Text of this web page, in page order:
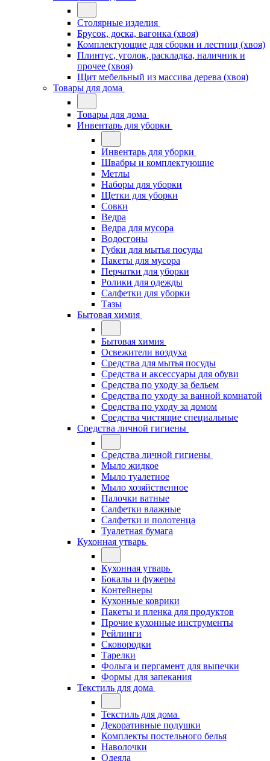
Столярные изделия
Брусок, доска, вагонка (хвоя)
Комплектующие для сборки и лестниц (хвоя)
Плинтус, уголок, раскладка, наличник и
прочее (хвоя)
Щит мебельный из массива дерева (хвоя)
Товары для дома
Товары для дома
Инвентарь для уборки
Инвентарь для уборки
Швабры и комплектующие
Метлы
Наборы для уборки
Щетки для уборки
Совки
Ведра
Ведра для мусора
Водосгоны
Губки для мытья посуды
Пакеты для мусора
Перчатки для уборки
Ролики для одежды
Салфетки для уборки
Тазы
Бытовая химия
Бытовая химия
Освежители воздуха
Средства для мытья посуды
Средства и аксессуары для обуви
Средства по уходу за бельем
Средства по уходу за ванной комнатой
Средства по уходу за домом
Средства чистящие специальные
Средства личной гигиены
Средства личной гигиены
Мыло жидкое
Мыло туалетное
Мыло хозяйственное
Палочки ватные
Салфетки влажные
Салфетки и полотенца
Туалетная бумага
Кухонная утварь
Кухонная утварь
Бокалы и фужеры
Контейнеры
Кухонные коврики
Пакеты и пленка для продуктов
Прочие кухонные инструменты
Рейлинги
Сковородки
Тарелки
Фольга и пергамент для выпечки
Формы для запекания
Текстиль для дома
Текстиль для дома
Декоративные подушки
Комплекты постельного белья
Наволочки
Одеяла